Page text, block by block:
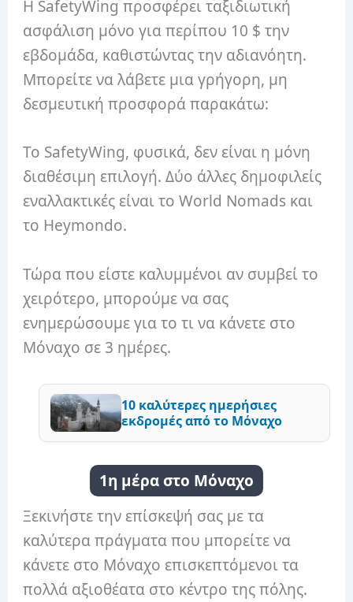
Η SafetyWing προσφέρει ταξιδιωτική
ασφάλιση μόνο για περίπου 10 $ την
εβδομάδα, καθιστώντας την αδιανόητη.
Μπορείτε να λάβετε μια γρήγορη, μη
δεσμευτική προσφορά παρακάτω:
Το SafetyWing, φυσικά, δεν είναι η μόνη
διαθέσιμη επιλογή. Δύο άλλες δημοφιλείς
εναλλακτικές είναι το World Nomads και
το Heymondo.
Τώρα που είστε καλυμμένοι αν συμβεί το
χειρότερο, μπορούμε να σας
ενημερώσουμε για το τι να κάνετε στο
Μόναχο σε 3 ημέρες.
10 καλύτερες ημερήσιες
εκδρομές από το Μόναχο
1η μέρα στο Μόναχο
Ξεκινήστε την επίσκεψή σας με τα
καλύτερα πράγματα που μπορείτε να
κάνετε στο Μόναχο επισκεπτόμενοι τα
πολλά αξιοθέατα στο κέντρο της πόλης.